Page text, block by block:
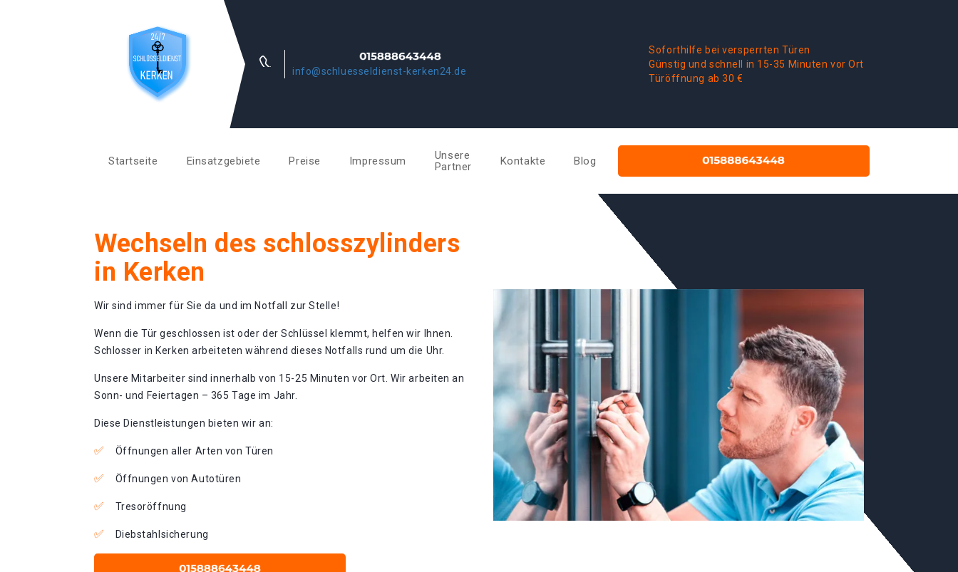
info@schluesseldienst-kerken24.de
Soforthilfe bei versperrten Türen
Günstig und schnell in 15-35 Minuten vor Ort
Türöffnung ab 30 €
Startseite Einsatzgebiete Preise Impressum
Unsere
Partner
Kontakte Blog
Wechseln des schlosszylinders
in Kerken
Wir sind immer für Sie da und im Notfall zur Stelle!
Wenn die Tür geschlossen ist oder der Schlüssel klemmt, helfen wir Ihnen.
Schlosser in Kerken arbeiteten während dieses Notfalls rund um die Uhr.
Unsere Mitarbeiter sind innerhalb von 15-25 Minuten vor Ort. Wir arbeiten an
Sonn- und Feiertagen – 365 Tage im Jahr.
Diese Dienstleistungen bieten wir an:
Öffnungen aller Arten von Türen
Öffnungen von Autotüren
Tresoröffnung
Diebstahlsicherung